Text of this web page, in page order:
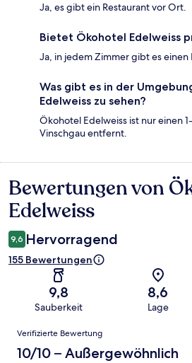
Ja, es gibt ein Restaurant vor Ort.
Bietet Ökohotel Edelweiss
Ja, in jedem Zimmer gibt es einen
Was gibt es in der
Edelweiss zu sehen?
Ökohotel Edelweiss ist nur einen
Vinschgau entfernt.
Bewertungen
Bewertungen von
Edelweiss
9,6 Hervorragend
155 Bewertungen
9,8
Sauberkeit
8,6
Lage
Bewertungen
Verifizierte Bewertung
10/10 – Außergewöhnlich